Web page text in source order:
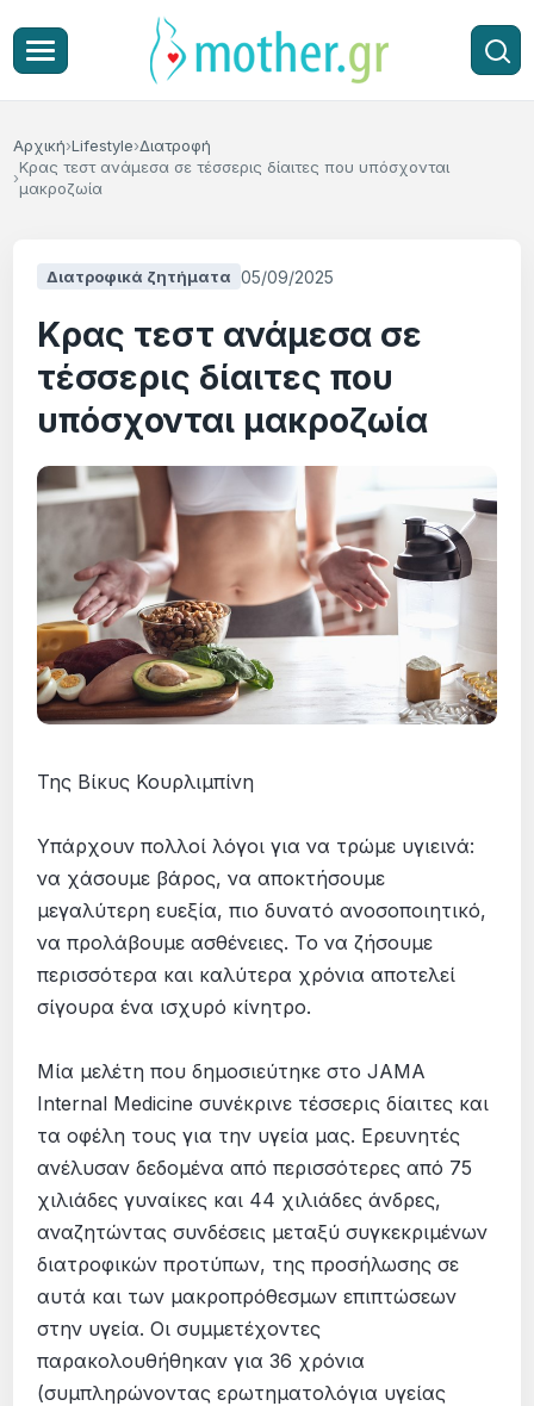
Αρχική Lifestyle Διατροφή
Κρας τεστ ανάμεσα σε τέσσερις δίαιτες που υπόσχονται
μακροζωία
Διατροφικά ζητήματα 05/09/2025
Κρας τεστ ανάμεσα σε
τέσσερις δίαιτες που
υπόσχονται μακροζωία
Της Βίκυς Κουρλιμπίνη
Υπάρχουν πολλοί λόγοι για να τρώμε υγιεινά:
να χάσουμε βάρος, να αποκτήσουμε
μεγαλύτερη ευεξία, πιο δυνατό ανοσοποιητικό,
να προλάβουμε ασθένειες. Το να ζήσουμε
περισσότερα και καλύτερα χρόνια αποτελεί
σίγουρα ένα ισχυρό κίνητρο.
Μία μελέτη που δημοσιεύτηκε στο JAMA
Internal Medicine συνέκρινε τέσσερις δίαιτες και
τα οφέλη τους για την υγεία μας. Ερευνητές
ανέλυσαν δεδομένα από περισσότερες από 75
χιλιάδες γυναίκες και 44 χιλιάδες άνδρες,
αναζητώντας συνδέσεις μεταξύ συγκεκριμένων
διατροφικών προτύπων, της προσήλωσης σε
αυτά και των μακροπρόθεσμων επιπτώσεων
στην υγεία. Οι συμμετέχοντες
παρακολουθήθηκαν για 36 χρόνια
(συμπληρώνοντας ερωτηματολόγια υγείας